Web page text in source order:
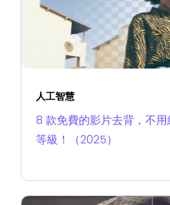
人工智慧
8 款免費的影片去背，不
等級！（2025）